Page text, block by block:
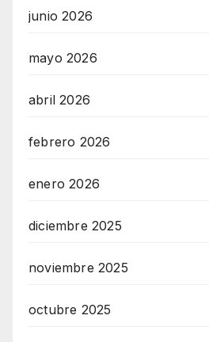
junio 2026
mayo 2026
abril 2026
febrero 2026
enero 2026
diciembre 2025
noviembre 2025
octubre 2025